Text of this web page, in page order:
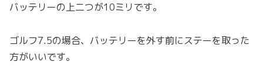
バッテリーの上二つが10ミリです。
ゴルフ7.5の場合、バッテリーを外す前にステーを取った
方がいいです。